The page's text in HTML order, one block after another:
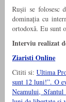
Rușii se folosesc
dominația cu
ortodoxă. Eu sunt
Interviu realizat
Ziaristi Online
Cititi si: Ultima
sunt 12 luni!”. O
Neamului,